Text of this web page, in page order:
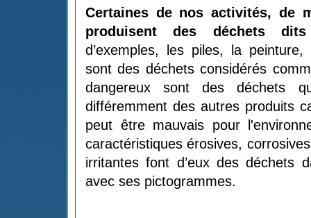
Certaines de nos activités, de
produisent des déchets dits
d’exemples, les piles, la
sont des déchets considérés
dangereux sont des déchets
différemment des autres produits
peut être mauvais pour
caractéristiques érosives,
irritantes font d’eux des déchets
avec ses pictogrammes.